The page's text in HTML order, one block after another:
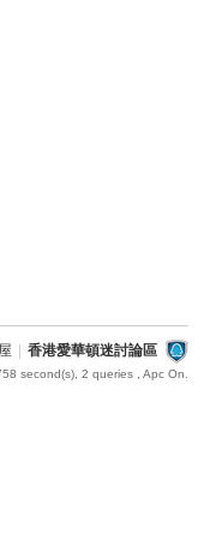
香港愛華頓迷討論區
second(s), 2 queries , Apc On.